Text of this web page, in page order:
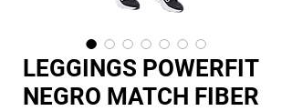
LEGGINGS POWERFIT
NEGRO MATCH FIBER